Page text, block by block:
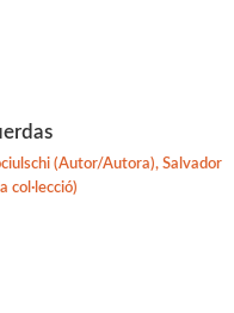
(Autor/Autora), Salvador
col·lecció)